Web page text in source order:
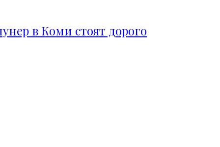
в Коми стоят дорого